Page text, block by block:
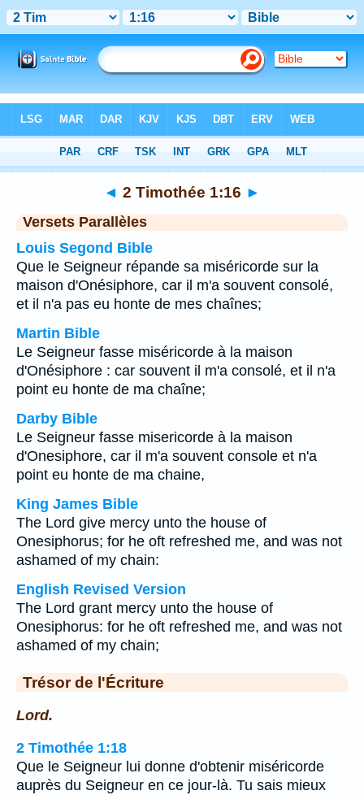
Chapitre 1 > Verset 16
◄ 2 Timothée 1:16 ►
Versets Parallèles
Louis Segond Bible
Que le Seigneur répande sa miséricorde sur la
maison d'Onésiphore, car il m'a souvent consolé,
et il n'a pas eu honte de mes chaînes;
Martin Bible
Le Seigneur fasse miséricorde à la maison
d'Onésiphore : car souvent il m'a consolé, et il n'a
point eu honte de ma chaîne;
Darby Bible
Le Seigneur fasse misericorde à la maison
d'Onesiphore, car il m'a souvent console et n'a
point eu honte de ma chaine,
King James Bible
The Lord give mercy unto the house of
Onesiphorus; for he oft refreshed me, and was not
ashamed of my chain:
English Revised Version
The Lord grant mercy unto the house of
Onesiphorus: for he oft refreshed me, and was not
ashamed of my chain;
Trésor de l'Écriture
Lord.
2 Timothée 1:18
Que le Seigneur lui donne d'obtenir miséricorde
auprès du Seigneur en ce jour-là. Tu sais mieux